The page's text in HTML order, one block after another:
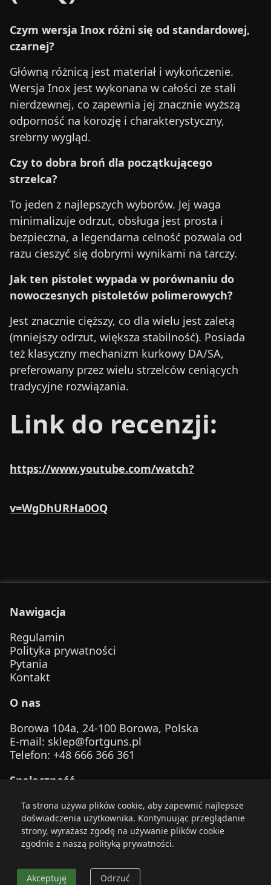
Czym wersja Inox różni się od standardowej,
czarnej?
Główną różnicą jest materiał i wykończenie.
Wersja Inox jest wykonana w całości ze stali
nierdzewnej, co zapewnia jej znacznie wyższą
odporność na korozję i charakterystyczny,
srebrny wygląd.
Czy to dobra broń dla początkującego
strzelca?
To jeden z najlepszych wyborów. Jej waga
minimalizuje odrzut, obsługa jest prosta i
bezpieczna, a legendarna celność pozwala od
razu cieszyć się dobrymi wynikami na tarczy.
Jak ten pistolet wypada w porównaniu do
nowoczesnych pistoletów polimerowych?
Jest znacznie cięższy, co dla wielu jest zaletą
(mniejszy odrzut, większa stabilność). Posiada
też klasyczny mechanizm kurkowy DA/SA,
preferowany przez wielu strzelców ceniących
tradycyjne rozwiązania.
Link do recenzji:
https://www.youtube.com/watch?
v=WgDhURHa0OQ
Nawigacja
Regulamin
Polityka prywatności
Pytania
Kontakt
O nas
Borowa 104a, 24-100 Borowa, Polska
E-mail: sklep@fortguns.pl
Telefon: +48 666 366 361
Społeczność
odpowiedzialnie.
Ta strona używa plików cookie, aby zapewnić najlepsze
doświadczenia użytkownika. Kontynuując przeglądanie
strony, wyrażasz zgodę na używanie plików cookie
zgodnie z naszą polityką prywatności.
Akceptuję Odrzuć